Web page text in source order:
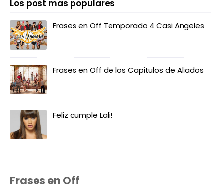
Los post mas populares
Frases en Off Temporada 4 Casi Angeles
Frases en Off de los Capitulos de Aliados
Feliz cumple Lali!
Frases en Off